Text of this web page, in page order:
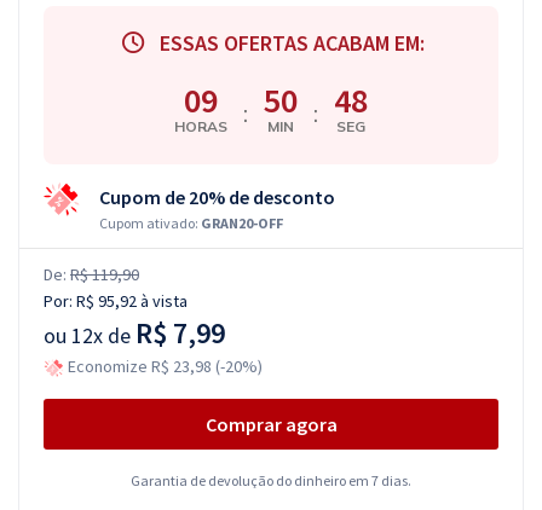
ESSAS OFERTAS ACABAM EM:
09
HORAS : 50
MIN : 47
SEG
Cupom de 20% de desconto
Cupom ativado: GRAN20-OFF
De: R$ 119,90
Por: R$ 95,92à vista
ou 12x de R$ 7,99
Economize R$ 23,98 (-20%)
Comprar agora
Garantia de devolução do dinheiro em 7 dias.